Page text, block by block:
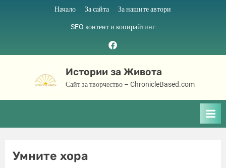
Начало За сайта За нашите автори
SEO контент и копирайтинг
Facebook
page
Истории за Живота
Сайт за творчество – ChronicleBased.com
Умните хора